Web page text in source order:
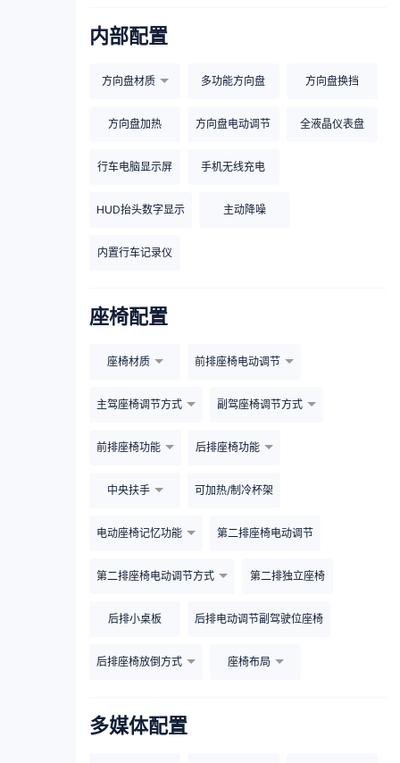
内部配置
方向盘材质 多功能方向盘 方向盘换挡
方向盘加热 方向盘电动调节 全液晶仪表盘
行车电脑显示屏 手机无线充电
HUD抬头数字显示 主动降噪
内置行车记录仪
座椅配置
座椅材质 前排座椅电动调节
主驾座椅调节方式 副驾座椅调节方式
前排座椅功能 后排座椅功能
中央扶手 可加热/制冷杯架
电动座椅记忆功能 第二排座椅电动调节
第二排座椅电动调节方式 第二排独立座椅
后排小桌板 后排电动调节副驾驶位座椅
后排座椅放倒方式 座椅布局
多媒体配置